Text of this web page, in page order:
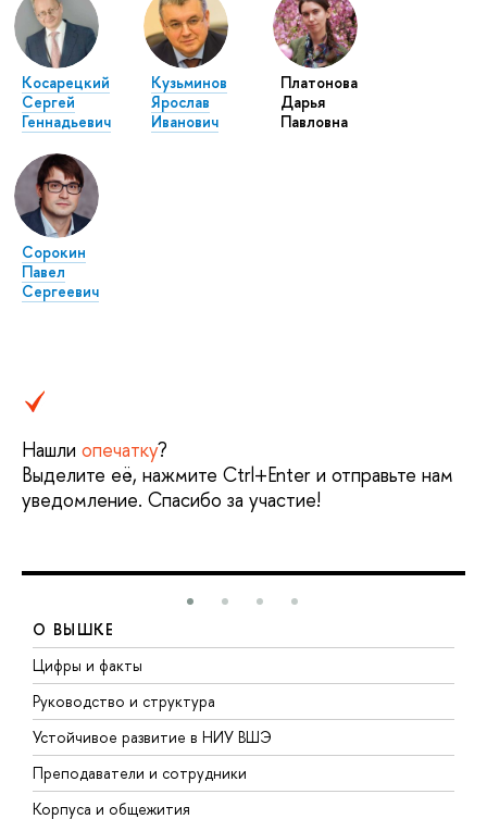
Косарецкий
Сергей
Геннадьевич
Кузьминов
Ярослав
Иванович
Платонова
Дарья
Павловна
Сорокин
Павел
Сергеевич
Нашли опечатку?
Выделите её, нажмите Ctrl+Enter и отправьте нам
уведомление. Спасибо за участие!
О ВЫШКЕ
Цифры и факты
Руководство и структура
Устойчивое развитие в НИУ ВШЭ
Преподаватели и сотрудники
Корпуса и общежития